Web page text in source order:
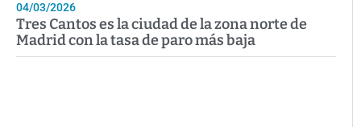
04/03/2026
Tres Cantos es la ciudad de la zona norte de
Madrid con la tasa de paro más baja